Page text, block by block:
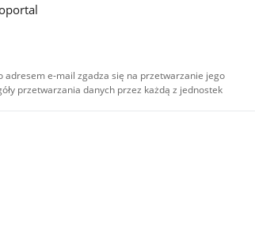
adresem e-mail zgadza się na przetwarzanie jego
przetwarzania danych przez każdą z jednostek